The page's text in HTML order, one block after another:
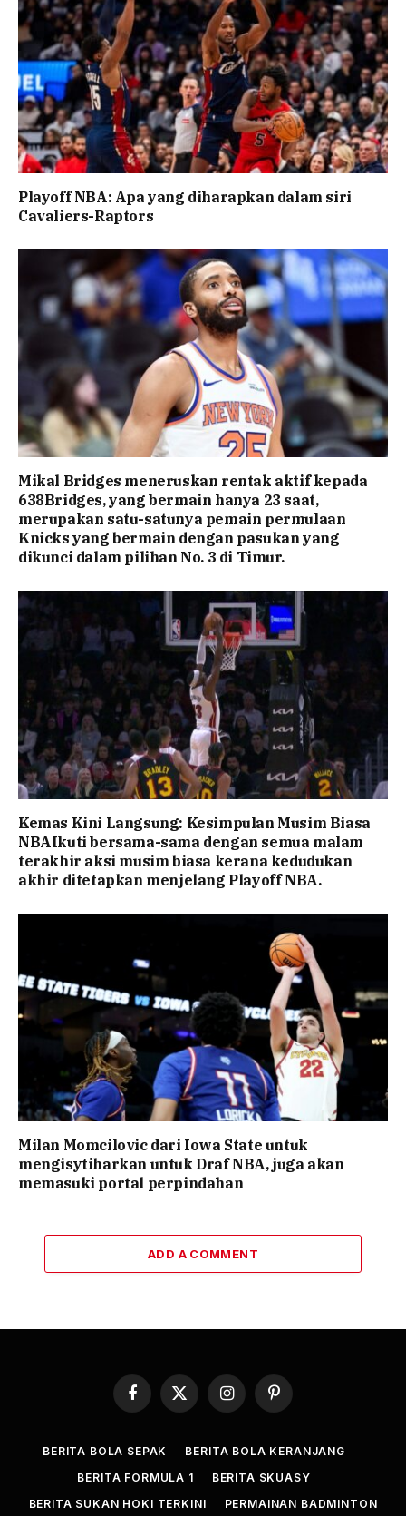
Playoff NBA: Apa yang diharapkan dalam siri
Cavaliers-Raptors
Mikal Bridges meneruskan rentak aktif kepada
638Bridges, yang bermain hanya 23 saat,
merupakan satu-satunya pemain permulaan
Knicks yang bermain dengan pasukan yang
dikunci dalam pilihan No. 3 di Timur.
Kemas Kini Langsung: Kesimpulan Musim Biasa
NBAIkuti bersama-sama dengan semua malam
terakhir aksi musim biasa kerana kedudukan
akhir ditetapkan menjelang Playoff NBA.
Milan Momcilovic dari Iowa State untuk
mengisytiharkan untuk Draf NBA, juga akan
memasuki portal perpindahan
ADD A COMMENT
Facebook
X
InstagramPinterest
BERITA BOLA SEPAK
BERITA BOLA KERANJANG
BERITA FORMULA 1
BERITA SKUASY
BERITA SUKAN HOKI TERKINI
PERMAINAN BADMINTON